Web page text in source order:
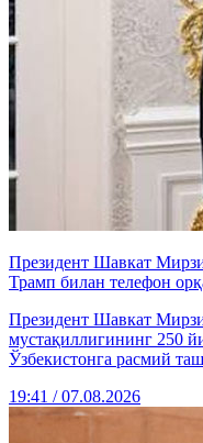
Президент Шавкат
Трамп билан телефон
Президент Шавкат
мустақиллигининг 250
Ўзбекистонга расмий
19:41 / 07.08.2026